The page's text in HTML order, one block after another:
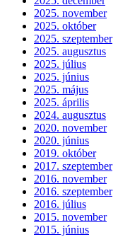
2025. november
2025. október
2025. szeptember
2025. augusztus
2025. július
2025. június
2025. május
2025. április
2024. augusztus
2020. november
2020. június
2019. október
2017. szeptember
2016. november
2016. szeptember
2016. július
2015. november
2015. június